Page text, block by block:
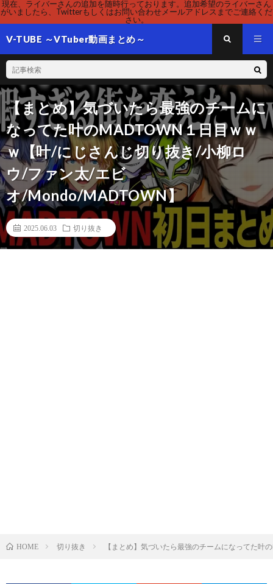
現在、ライバーさんの追加を随時行っております。追加希望のライバーさん
がいましたら、Twitterもしくはお問い合わせメールアドレスまでご連絡くだ
さい。
V-TUBE ～VTuber動画まとめ～
【まとめ】気づいたら最強のチームに
なってた叶のMADTOWN１日目ｗｗ
ｗ【叶/にじさんじ切り抜き/小柳ロ
ウ/ファン太/エビ
オ/Mondo/MADTOWN】
2025.06.03 切り抜き
HOME 切り抜き 【まとめ】気づいたら最強のチームになってた